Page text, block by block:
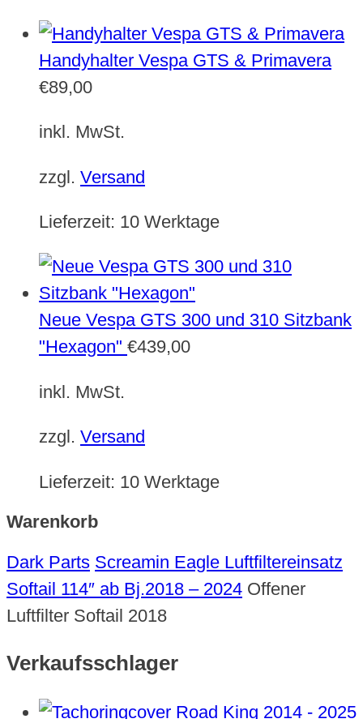
Handyhalter Vespa GTS & Primavera
€89,00
inkl. MwSt.
zzgl. Versand
Lieferzeit: 10 Werktage
Neue Vespa GTS 300 und 310 Sitzbank
"Hexagon" €439,00
inkl. MwSt.
zzgl. Versand
Lieferzeit: 10 Werktage
Warenkorb
Dark Parts Screamin Eagle Luftfiltereinsatz
Softail 114″ ab Bj.2018 – 2024 Offener
Luftfilter Softail 2018
Verkaufsschlager